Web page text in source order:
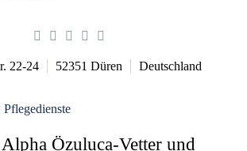
22-24 52351 Düren Deutschland
Pflegedienste
Özuluca-Vetter und